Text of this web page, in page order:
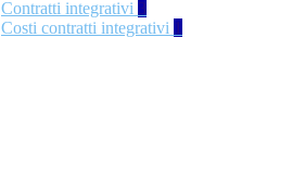
Contratti integrativi 3
Costi contratti integrativi 1